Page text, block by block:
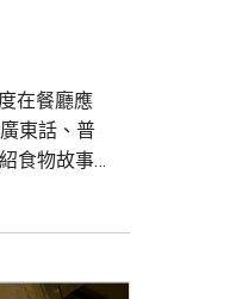
在餐廳應
東話、普
食物故事
前會在網